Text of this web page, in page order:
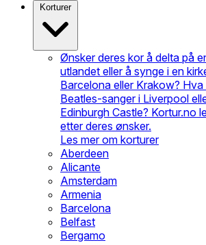
Korturer
Ønsker deres kor å delta på
utlandet eller å synge i en
Barcelona eller Krakow?
Beatles-sanger i Liverpool
Edinburgh Castle? Kortur.no
etter deres ønsker.
Les mer om korturer
Aberdeen
Alicante
Amsterdam
Armenia
Barcelona
Belfast
Bergamo